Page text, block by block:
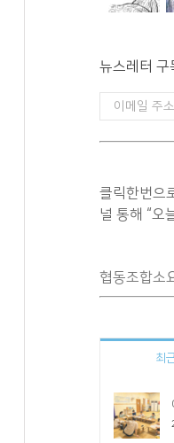
뉴스레터 구
클릭한번으
널 통해 “오
협동조합소
최